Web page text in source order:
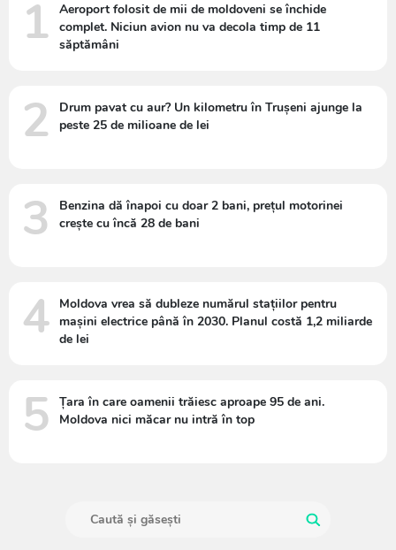
1
Aeroport folosit de mii de moldoveni se închide
complet. Niciun avion nu va decola timp de 11
săptămâni
2
Drum pavat cu aur? Un kilometru în Trușeni ajunge la
peste 25 de milioane de lei
3
Benzina dă înapoi cu doar 2 bani, prețul motorinei
crește cu încă 28 de bani
4
Moldova vrea să dubleze numărul stațiilor pentru
mașini electrice până în 2030. Planul costă 1,2 miliarde
de lei
5
Țara în care oamenii trăiesc aproape 95 de ani.
Moldova nici măcar nu intră în top